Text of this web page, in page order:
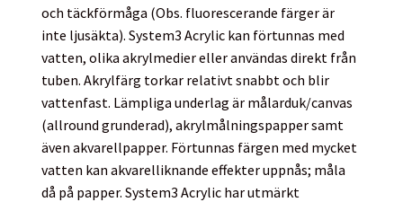
och täckförmåga (Obs. fluorescerande färger är
inte ljusäkta). System3 Acrylic kan förtunnas med
vatten, olika akrylmedier eller användas direkt från
tuben. Akrylfärg torkar relativt snabbt och blir
vattenfast. Lämpliga underlag är målarduk/canvas
(allround grunderad), akrylmålningspapper samt
även akvarellpapper. Förtunnas färgen med mycket
vatten kan akvarelliknande effekter uppnås; måla
då på papper. System3 Acrylic har utmärkt